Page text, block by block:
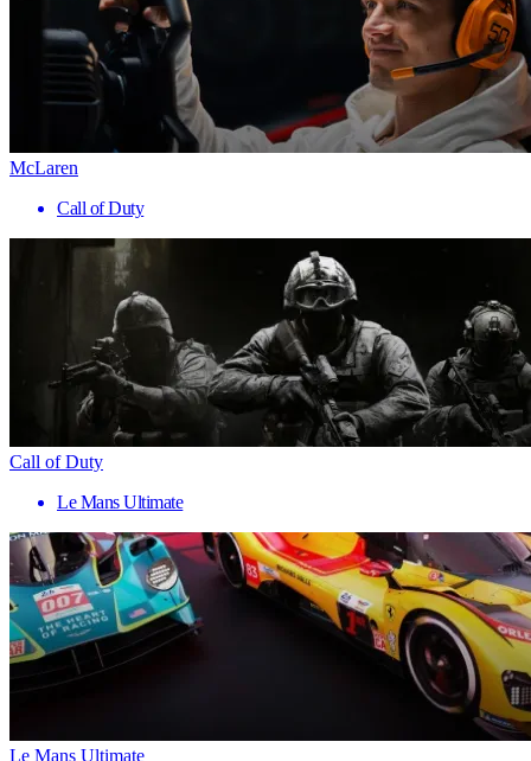
McLaren
Call of Duty
Call of Duty
Le Mans Ultimate
Le Mans Ultimate